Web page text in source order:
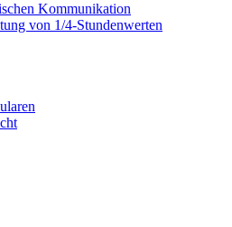
Kommunikation
von 1/4-Stundenwerten